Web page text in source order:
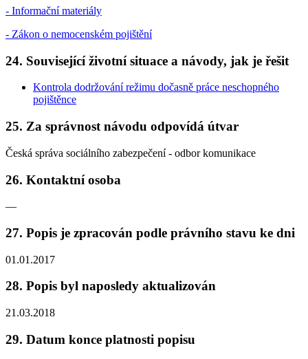
- Informační materiály
- Zákon o nemocenském pojištění
24. Související životní situace a návody, jak je řešit
Kontrola dodržování režimu dočasně práce neschopného
pojištěnce
25. Za správnost návodu odpovídá útvar
Česká správa sociálního zabezpečení - odbor komunikace
26. Kontaktní osoba
—
27. Popis je zpracován podle právního stavu ke dni
01.01.2017
28. Popis byl naposledy aktualizován
21.03.2018
29. Datum konce platnosti popisu